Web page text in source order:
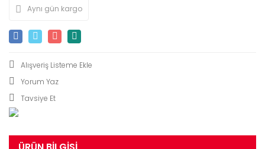
Aynı gün kargo
Yorum Yaz
Tavsiye Et